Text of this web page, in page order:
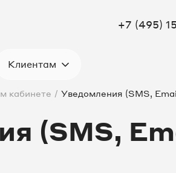
+7 (495)
Клиентам
кабинете / Уведомления (SMS,
(SMS,